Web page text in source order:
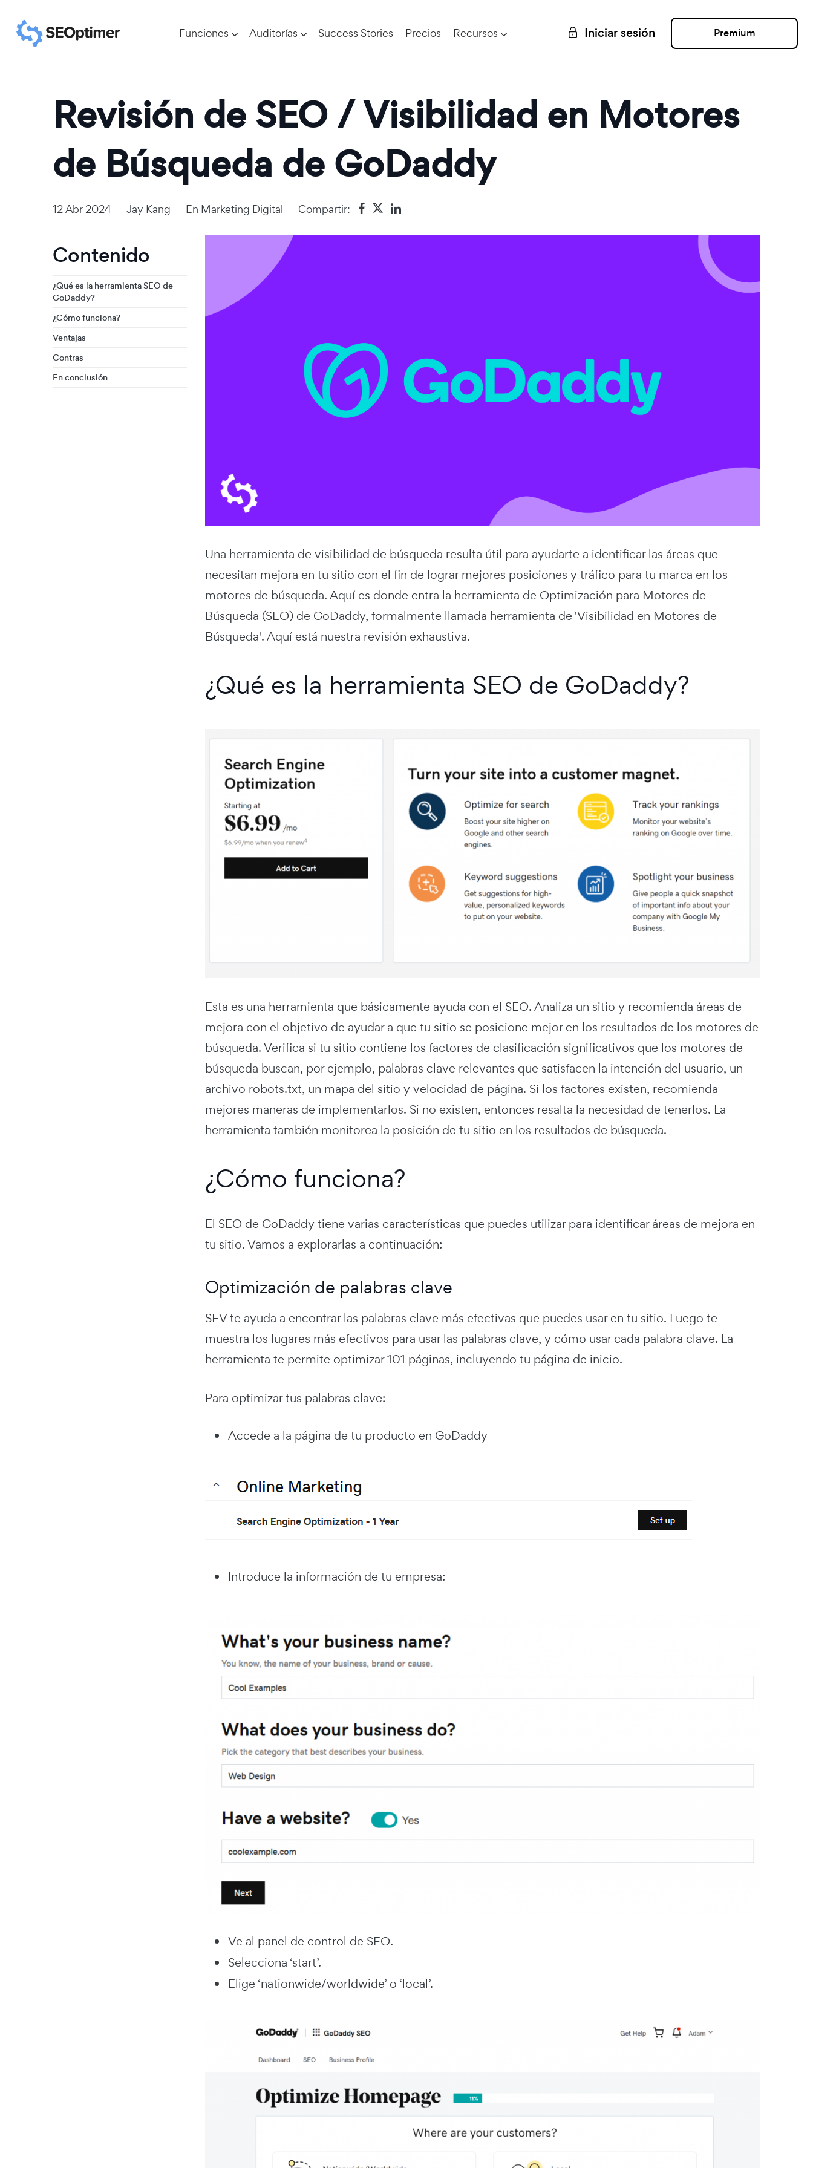
Funciones Auditorías Success Stories Precios Recursos Iniciar sesión Premium
Revisión de SEO / Visibilidad en Motores
de Búsqueda de GoDaddy
12 Abr 2024 Jay Kang En Marketing Digital Compartir:
Contenido
¿Qué es la herramienta SEO de
GoDaddy?
¿Cómo funciona?
Ventajas
Contras
En conclusión
Una herramienta de visibilidad de búsqueda resulta útil para ayudarte a identificar las áreas que
necesitan mejora en tu sitio con el fin de lograr mejores posiciones y tráfico para tu marca en los
motores de búsqueda. Aquí es donde entra la herramienta de Optimización para Motores de
Búsqueda (SEO) de GoDaddy, formalmente llamada herramienta de 'Visibilidad en Motores de
Búsqueda'. Aquí está nuestra revisión exhaustiva.
¿Qué es la herramienta SEO de GoDaddy?
Esta es una herramienta que básicamente ayuda con el SEO. Analiza un sitio y recomienda áreas de
mejora con el objetivo de ayudar a que tu sitio se posicione mejor en los resultados de los motores de
búsqueda. Verifica si tu sitio contiene los factores de clasificación significativos que los motores de
búsqueda buscan, por ejemplo, palabras clave relevantes que satisfacen la intención del usuario, un
archivo robots.txt, un mapa del sitio y velocidad de página. Si los factores existen, recomienda
mejores maneras de implementarlos. Si no existen, entonces resalta la necesidad de tenerlos. La
herramienta también monitorea la posición de tu sitio en los resultados de búsqueda.
¿Cómo funciona?
El SEO de GoDaddy tiene varias características que puedes utilizar para identificar áreas de mejora en
tu sitio. Vamos a explorarlas a continuación:
Optimización de palabras clave
SEV te ayuda a encontrar las palabras clave más efectivas que puedes usar en tu sitio. Luego te
muestra los lugares más efectivos para usar las palabras clave, y cómo usar cada palabra clave. La
herramienta te permite optimizar 101 páginas, incluyendo tu página de inicio.
Para optimizar tus palabras clave:
Accede a la página de tu producto en GoDaddy
Introduce la información de tu empresa:
Ve al panel de control de SEO.
Selecciona ‘start’.
Elige ‘nationwide/worldwide’ o ‘local’.